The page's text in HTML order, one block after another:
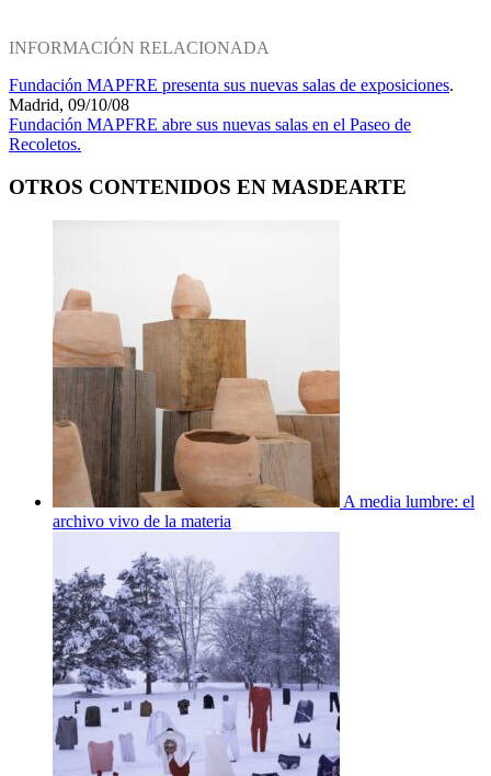
INFORMACIÓN RELACIONADA
Fundación MAPFRE presenta sus nuevas salas de exposiciones.
Madrid, 09/10/08
Fundación MAPFRE abre sus nuevas salas en el Paseo de
Recoletos.
OTROS CONTENIDOS EN MASDEARTE
A media lumbre: el
archivo vivo de la materia